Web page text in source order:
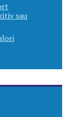
sau